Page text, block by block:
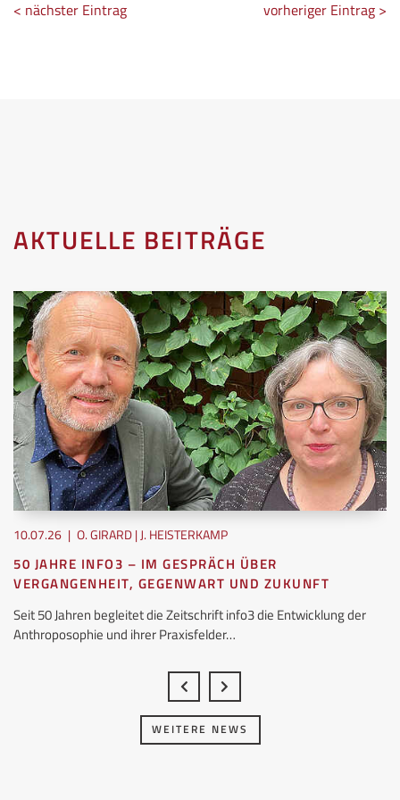
< nächster Eintrag vorheriger Eintrag >
AKTUELLE BEITRÄGE
10.07.26 | O. GIRARD | J. HEISTERKAMP
50 JAHRE INFO3 – IM GESPRÄCH ÜBER
VERGANGENHEIT, GEGENWART UND ZUKUNFT
Seit 50 Jahren begleitet die Zeitschrift info3 die Entwicklung der
Anthroposophie und ihrer Praxisfelder…
WEITERE NEWS